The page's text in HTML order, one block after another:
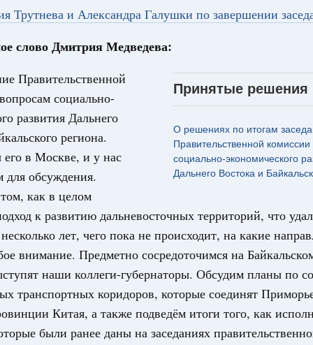
Трутнева и Александра Галушки по завершении
слово Дмитрия Медведева:
Принятые решения
О решениях по итогам
Правительственной
социально-экономического
Дальнего Востока и
Правительственной
социально-
развития Дальнего
региона.
в Москве, и у нас
для обсуждения.
как в целом
к развитию дальневосточных территорий, что
лет, чего пока не происходит, на какие
внимание. Предметно сосредоточимся на
наши коллеги-губернаторы. Обсудим планы по
транспортных коридоров, которые соединят
Китая, а также подведём итоги того, как
были ранее даны на заседаниях
комиссии по
объектов федерального значения
заказчика»
для жизни»
участков, ведущих к спортивным
«Инфраструктура для жизни»
и руководитель Росмолодёжи Григорий
проекта «Кольцо открытий»
Интеграция на пространстве СНГ
совета в узком составе
странами (кроме СНГ) на двусторонней основе
с Министром промышленности,
Мохаммадом Атабаком
С
Для
Архив
Email